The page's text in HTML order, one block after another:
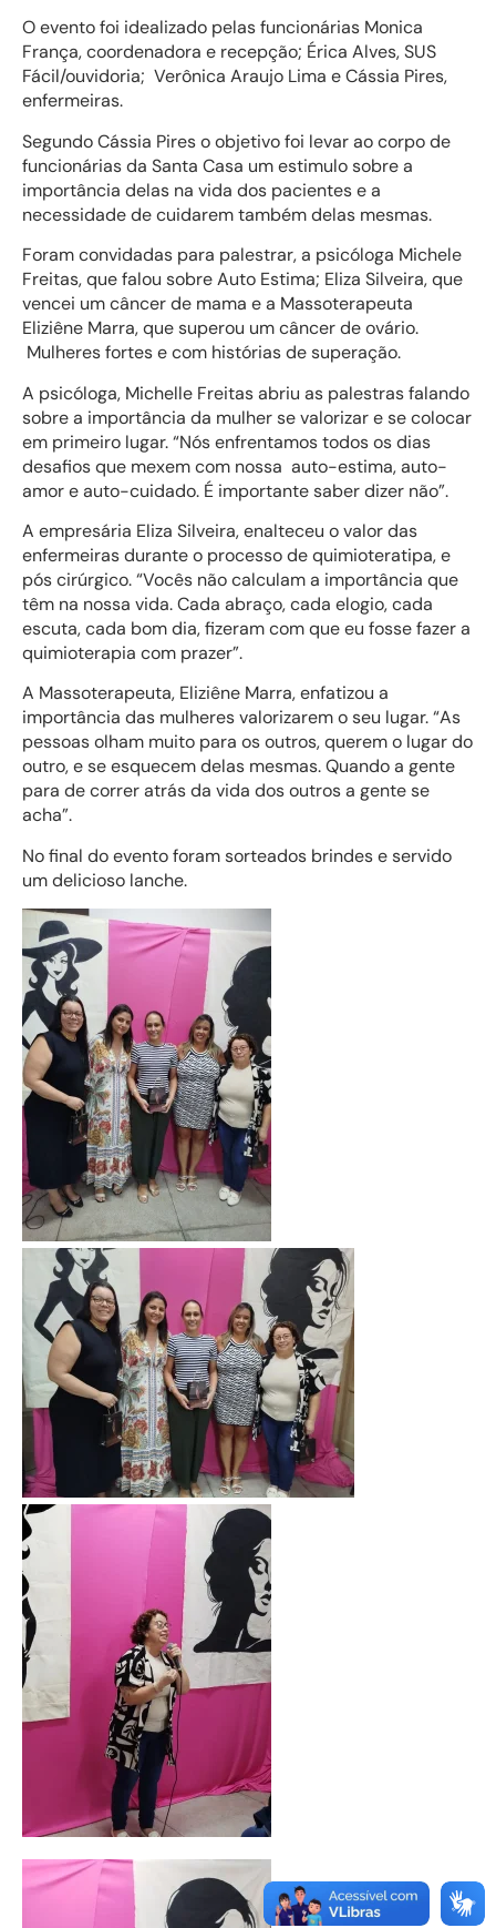
O evento foi idealizado pelas funcionárias Monica
França, coordenadora e recepção; Érica Alves, SUS
Fácil/ouvidoria; Verônica Araujo Lima e Cássia Pires,
enfermeiras.
Segundo Cássia Pires o objetivo foi levar ao corpo de
funcionárias da Santa Casa um estimulo sobre a
importância delas na vida dos pacientes e a
necessidade de cuidarem também delas mesmas.
Foram convidadas para palestrar, a psicóloga Michele
Freitas, que falou sobre Auto Estima; Eliza Silveira, que
vencei um câncer de mama e a Massoterapeuta
Eliziêne Marra, que superou um câncer de ovário.
Mulheres fortes e com histórias de superação.
A psicóloga, Michelle Freitas abriu as palestras falando
sobre a importância da mulher se valorizar e se colocar
em primeiro lugar. “Nós enfrentamos todos os dias
desafios que mexem com nossa auto-estima, auto-
amor e auto-cuidado. É importante saber dizer não”.
A empresária Eliza Silveira, enalteceu o valor das
enfermeiras durante o processo de quimioteratipa, e
pós cirúrgico. “Vocês não calculam a importância que
têm na nossa vida. Cada abraço, cada elogio, cada
escuta, cada bom dia, fizeram com que eu fosse fazer a
quimioterapia com prazer”.
A Massoterapeuta, Eliziêne Marra, enfatizou a
importância das mulheres valorizarem o seu lugar. “As
pessoas olham muito para os outros, querem o lugar do
outro, e se esquecem delas mesmas. Quando a gente
para de correr atrás da vida dos outros a gente se
acha”.
No final do evento foram sorteados brindes e servido
um delicioso lanche.